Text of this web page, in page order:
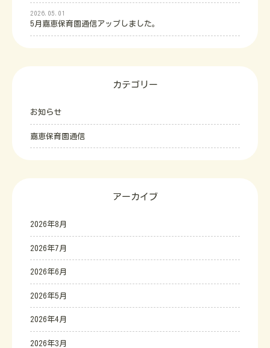
2026.05.01
5月嘉恵保育園通信アップしました。
カテゴリー
お知らせ
嘉恵保育園通信
アーカイブ
2026年8月
2026年7月
2026年6月
2026年5月
2026年4月
2026年3月